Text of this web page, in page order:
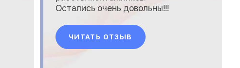
Остались очень довольны!!!
ЧИТАТЬ ОТЗЫВ